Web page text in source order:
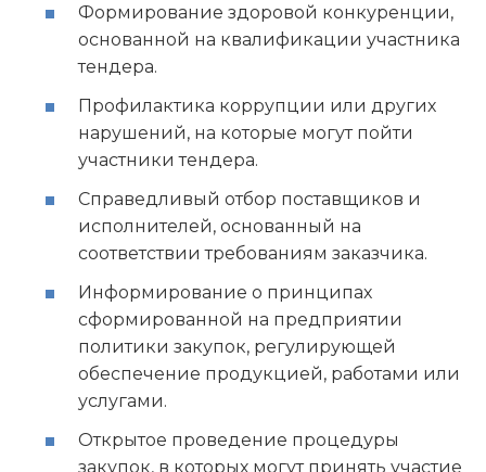
Формирование здоровой конкуренции,
основанной на квалификации участника
тендера.
Профилактика коррупции или других
нарушений, на которые могут пойти
участники тендера.
Справедливый отбор поставщиков и
исполнителей, основанный на
соответствии требованиям заказчика.
Информирование о принципах
сформированной на предприятии
политики закупок, регулирующей
обеспечение продукцией, работами или
услугами.
Открытое проведение процедуры
закупок, в которых могут принять участие